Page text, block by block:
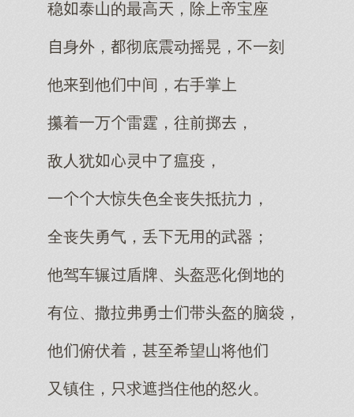
稳泰山的最高，除帝宝座
身外，彻底震动摇晃，不一刻
他他中间，右手掌
攥着一万雷霆，往前掷，
敌人犹灵中了瘟疫，
一惊失色全丧失抵抗力，
全丧失勇气，丢无的武器；
他驾车辗盾牌、头盔恶化倒的
有位、撒拉弗勇士带头盔的脑袋，
他俯伏着，甚至希望山将他
又镇住，求遮挡住他的怒火。